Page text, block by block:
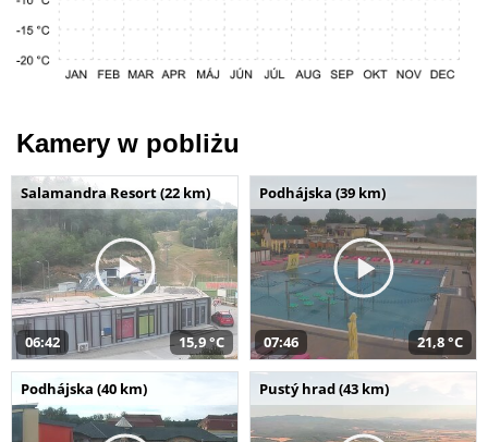
Kamery w pobliżu
Salamandra Resort (22 km)
06:42 15,9 °C
Podhájska (39 km)
07:46 21,8 °C
Podhájska (40 km) Pustý hrad (43 km)